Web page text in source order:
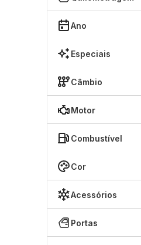
Ano
Especiais
Câmbio
Motor
Combustível
Cor
Acessórios
Portas